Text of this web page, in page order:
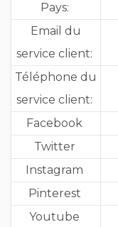
Pays:
Email du
service client:
Téléphone du
service client:
Facebook
Twitter
Instagram
Pinterest
Youtube